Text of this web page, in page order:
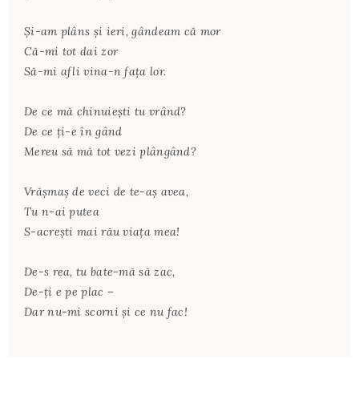
Şi-am plâns şi ieri, gândeam că mor
Că-mi tot dai zor
Să-mi afli vina-n faţa lor.
De ce mă chinuieşti tu vrând?
De ce ţi-e în gând
Mereu să mă tot vezi plângând?
Vrăşmaş de veci de te-aş avea,
Tu n-ai putea
S-acreşti mai rău viaţa mea!
De-s rea, tu bate-mă să zac,
De-ţi e pe plac –
Dar nu-mi scorni şi ce nu fac!